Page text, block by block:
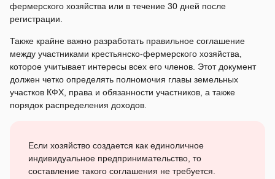
фермерского хозяйства или в течение 30 дней после
регистрации.
Также крайне важно разработать правильное соглашение
между участниками крестьянско-фермерского хозяйства,
которое учитывает интересы всех его членов. Этот документ
должен четко определять полномочия главы земельных
участков КФХ, права и обязанности участников, а также
порядок распределения доходов.
Если хозяйство создается как единоличное
индивидуальное предпринимательство, то
составление такого соглашения не требуется.